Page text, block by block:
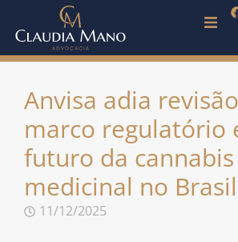
Anvisa adia
marco regulatório
futuro da cannabis
medicinal no Brasil
11/12/2025